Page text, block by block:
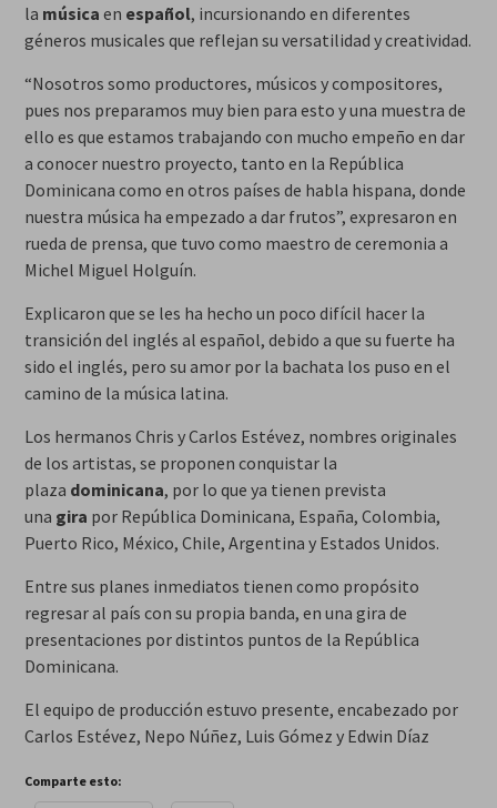
la música en español, incursionando en diferentes
géneros musicales que reflejan su versatilidad y creatividad.
“Nosotros somo productores, músicos y compositores,
pues nos preparamos muy bien para esto y una muestra de
ello es que estamos trabajando con mucho empeño en dar
a conocer nuestro proyecto, tanto en la República
Dominicana como en otros países de habla hispana, donde
nuestra música ha empezado a dar frutos”, expresaron en
rueda de prensa, que tuvo como maestro de ceremonia a
Michel Miguel Holguín.
Explicaron que se les ha hecho un poco difícil hacer la
transición del inglés al español, debido a que su fuerte ha
sido el inglés, pero su amor por la bachata los puso en el
camino de la música latina.
Los hermanos Chris y Carlos Estévez, nombres originales
de los artistas, se proponen conquistar la
plaza dominicana, por lo que ya tienen prevista
una gira por República Dominicana, España, Colombia,
Puerto Rico, México, Chile, Argentina y Estados Unidos.
Entre sus planes inmediatos tienen como propósito
regresar al país con su propia banda, en una gira de
presentaciones por distintos puntos de la República
Dominicana.
El equipo de producción estuvo presente, encabezado por
Carlos Estévez, Nepo Núñez, Luis Gómez y Edwin Díaz
Comparte esto: